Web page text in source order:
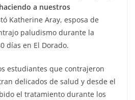
a nuestros
Katherine Aray, esposa de
paludismo durante la
días en El Dorado.
estudiantes que contrajeron
delicados de salud y desde el
el tratamiento durante los